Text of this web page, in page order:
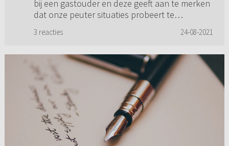
bij een gastouder en deze geeft aan te merken
dat onze peuter situaties probeert te
3 reacties 24-08-2021